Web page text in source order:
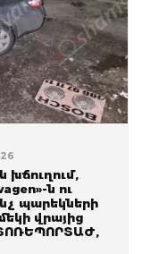
խճուղում,
ն ու
պարեկների
վրայից